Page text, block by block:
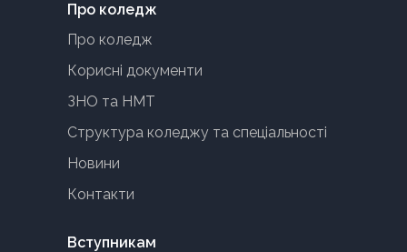
Про коледж
Про коледж
Корисні документи
ЗНО та НМТ
Структура коледжу та спеціальності
Новини
Контакти
Вступникам